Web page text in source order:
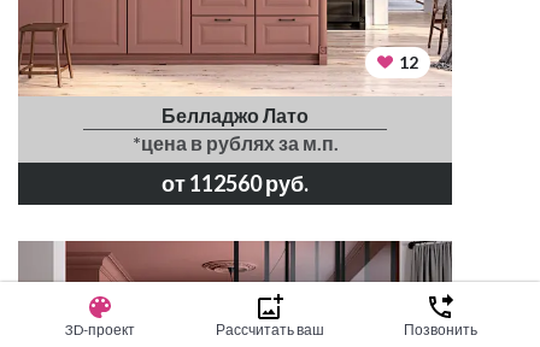
3D-проект Рассчитать ваш Позвонить
12
Белладжо Лато
*цена в рублях за м.п.
от 112560 руб.